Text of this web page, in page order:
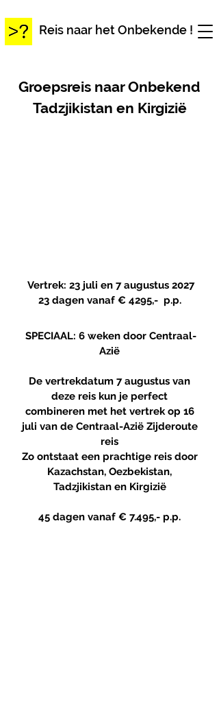
Reis naar het Onbekende !
Groepsreis naar Onbekend
Tadzjikistan en Kirgizië
Vertrek: 23 juli en 7 augustus 2027
23 dagen vanaf€ 4295,- p.p.
SPECIAAL: 6 weken door Centraal-
Azië
De vertrekdatum 7 augustus van
deze reis kun je perfect
combineren met het vertrek op 16
juli van de Centraal-Azië Zijderoute
reis
Zo ontstaat een prachtige reis door
Kazachstan, Oezbekistan,
Tadzjikistan en Kirgizië
45 dagen vanaf € 7.495,- p.p.